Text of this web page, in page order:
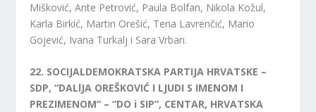
Mišković, Ante Petrović, Paula Bolfan, Nikola Kožul,
Karla Birkić, Martin Orešić, Tena Lavrenčić, Mario
Gojević, Ivana Turkalj i Sara Vrban.
22. SOCIJALDEMOKRATSKA PARTIJA HRVATSKE –
SDP, “DALlJA OREŠKOVIĆ I LJUDI S IMENOM I
PREZIMENOM” – “DO i SIP”, CENTAR, HRVATSKA